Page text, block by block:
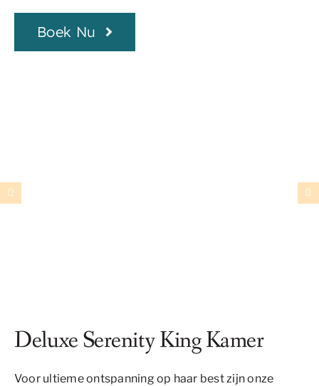
Boek Nu
Deluxe Serenity King Kamer
Voor ultieme ontspanning op haar best zijn onze